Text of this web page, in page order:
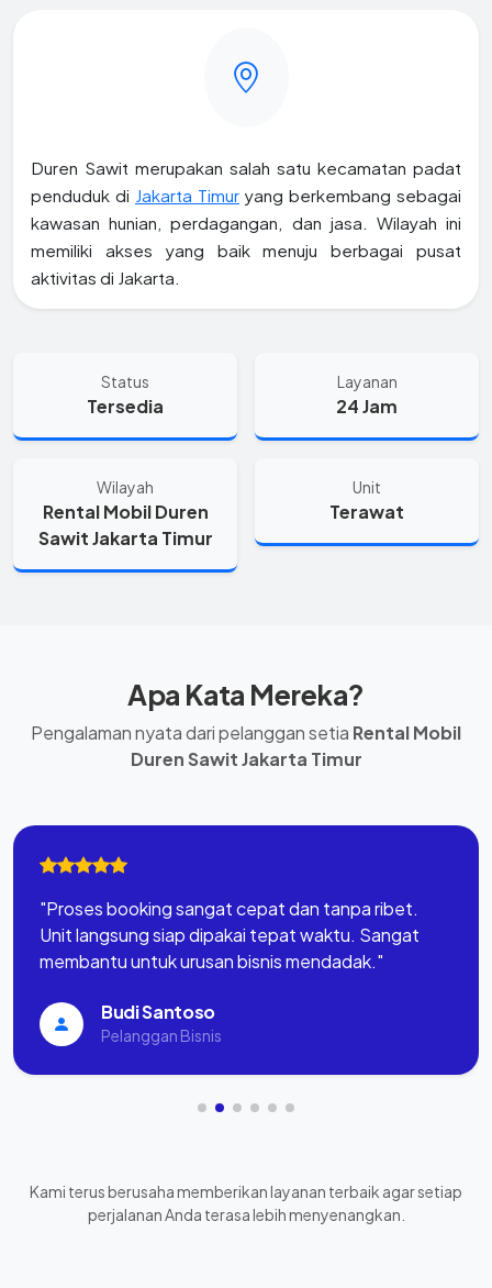
Duren Sawit merupakan salah satu kecamatan padat
penduduk di Jakarta Timur yang berkembang sebagai
kawasan hunian, perdagangan, dan jasa. Wilayah ini
memiliki akses yang baik menuju berbagai pusat
aktivitas di Jakarta.
Status
Tersedia
Layanan
24 Jam
Wilayah
Rental Mobil Duren
Sawit Jakarta Timur
Unit
Terawat
Apa Kata Mereka?
Pengalaman nyata dari pelanggan setia Rental Mobil
Duren Sawit Jakarta Timur
"Proses booking sangat cepat dan tanpa ribet.
Unit langsung siap dipakai tepat waktu. Sangat
membantu untuk urusan bisnis mendadak."
Budi Santoso
Pelanggan Bisnis
Kami terus berusaha memberikan layanan terbaik agar setiap
perjalanan Anda terasa lebih menyenangkan.